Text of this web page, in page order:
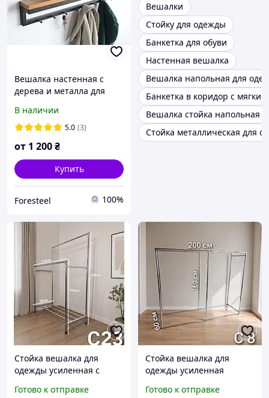
Вешалка настенная с
дерева и металла для
В наличии
5.0 (3)
от 1 200₴
Купить
Foresteel 100%
Вешалки
Стойку для одежды
Банкетка для обуви
Настенная вешалка
Вешалка напольная для
Банкетка в коридор с
Вешалка стойка напольная
Стойка металлическая для
Стойка вешалка для
одежды усиленная с
металлическая, сделаем
Готово к отправке
Стойка вешалка для
одежды усиленная
см, купить вешалку
Готово к отправке